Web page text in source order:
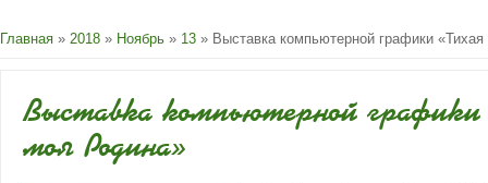
Главная » 2018 » Ноябрь » 13 » Выставка компьютерной графики
Выставка компьютерной
моя Родина»